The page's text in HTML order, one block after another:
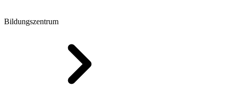
Bildungszentrum